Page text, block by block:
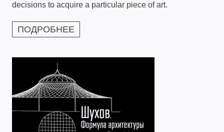
decisions to acquire a particular piece of art.
ПОДРОБНЕЕ